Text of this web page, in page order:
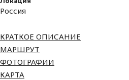
Россия
КРАТКОЕ ОПИСАНИЕ
МАРШРУТ
ФОТОГРАФИИ
КАРТА